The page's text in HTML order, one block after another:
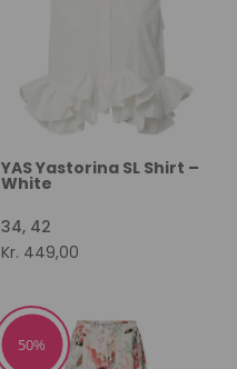
YAS Yastorina SL Shirt –
White
34, 42
Kr. 449,00
50%